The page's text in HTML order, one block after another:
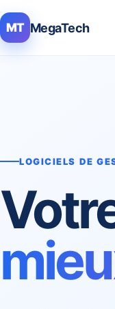
MT MegaTech
LOGICIELS DE